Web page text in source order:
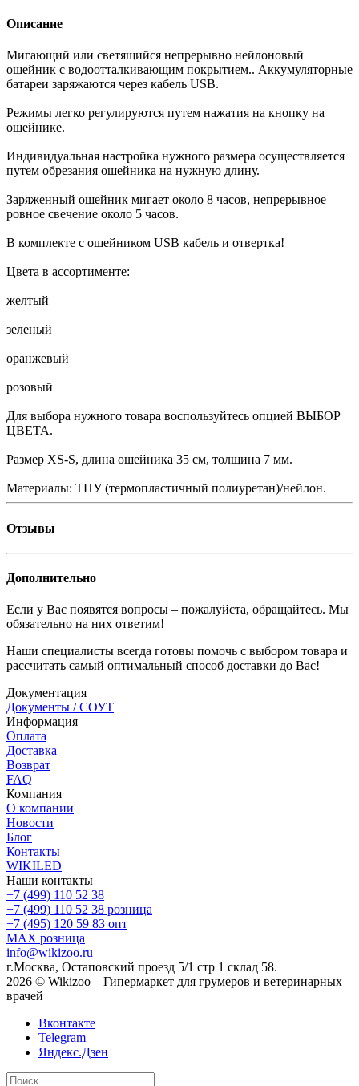
Описание
Мигающий или светящийся непрерывно нейлоновый
ошейник с водоотталкивающим покрытием.. Аккумуляторные
батареи заряжаются через кабель USB.
Режимы легко регулируются путем нажатия на кнопку на
ошейнике.
Индивидуальная настройка нужного размера осуществляется
путем обрезания ошейника на нужную длину.
Заряженный ошейник мигает около 8 часов, непрерывное
ровное свечение около 5 часов.
В комплекте с ошейником USB кабель и отвертка!
Цвета в ассортименте:
желтый
зеленый
оранжевый
розовый
Для выбора нужного товара воспользуйтесь опцией ВЫБОР
ЦВЕТА.
Размер XS-S, длина ошейника 35 см, толщина 7 мм.
Материалы: ТПУ (термопластичный полиуретан)/нейлон.
Отзывы
Дополнительно
Если у Вас появятся вопросы – пожалуйста, обращайтесь. Мы
обязательно на них ответим!
Наши специалисты всегда готовы помочь с выбором товара и
рассчитать самый оптимальный способ доставки до Вас!
Документация
Документы / СОУТ
Информация
Оплата
Доставка
Возврат
FAQ
Компания
О компании
Новости
Блог
Контакты
WIKILED
Наши контакты
+7 (499) 110 52 38
+7 (499) 110 52 38 розница
+7 (495) 120 59 83 опт
MAX розница
info@wikizoo.ru
г.Москва, Остаповский проезд 5/1 стр 1 склад 58.
2026 © Wikizoo – Гипермаркет для грумеров и ветеринарных
врачей
Вконтакте
Telegram
Яндекс.Дзен